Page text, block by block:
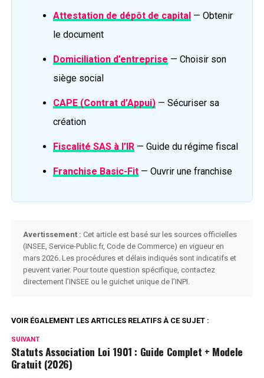
Attestation de dépôt de capital— Obtenir
le document
Domiciliation d’entreprise — Choisir son
siège social
CAPE (Contrat d’Appui)— Sécuriser sa
création
Fiscalité SAS à l’IR— Guide du régime fiscal
Franchise Basic-Fit— Ouvrir une franchise
Avertissement : Cet article est basé sur les sources officielles
(INSEE, Service-Public.fr, Code de Commerce) en vigueur en
mars 2026. Les procédures et délais indiqués sont indicatifs et
peuvent varier. Pour toute question spécifique, contactez
directement l’INSEE ou le guichet unique de l’INPI.
VOIR ÉGALEMENT LES ARTICLES RELATIFS À CE SUJET :
SUIVANT
Statuts Association Loi 1901 : Guide Complet + Modele
Gratuit (2026)